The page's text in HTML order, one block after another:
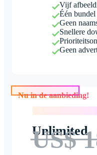
Vijf
Één bundel
Geen
Snellere
Geen
Nu in de aanbieding!
Unlimited
US$